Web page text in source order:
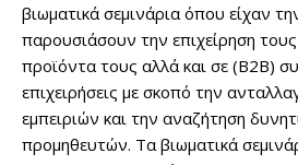
βιωματικά σεμινάρια όπου είχαν
παρουσιάσουν την επιχείρηση
προϊόντα τους αλλά και σε (Β2Β)
επιχειρήσεις με σκοπό την
εμπειριών και την αναζήτηση
προμηθευτών. Τα βιωματικά